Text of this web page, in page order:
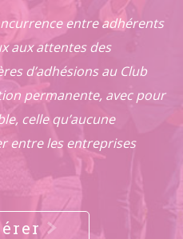
entre adhérents
aux attentes des
d’adhésions au Club
permanente, avec pour
celle qu’aucune
entre les entreprises